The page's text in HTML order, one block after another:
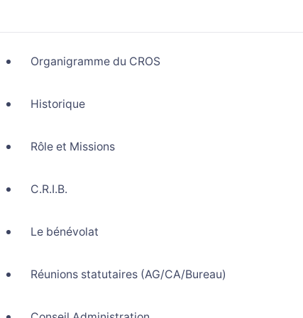
Organigramme du CROS
Historique
Rôle et Missions
C.R.I.B.
Le bénévolat
Réunions statutaires (AG/CA/Bureau)